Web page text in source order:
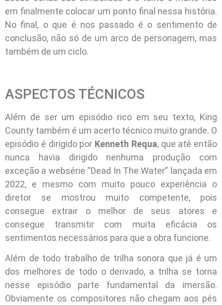
em finalmente colocar um ponto final nessa história.
No final, o que é nos passado é o sentimento de
conclusão, não só de um arco de personagem, mas
também de um ciclo.
ASPECTOS TÉCNICOS
Além de ser um episódio rico em seu texto, King
County também é um acerto técnico muito grande. O
episódio é dirigido por Kenneth Requa, que até então
nunca havia dirigido nenhuma produção com
exceção a websérie “Dead In The Water” lançada em
2022, e mesmo com muito pouco experiência o
diretor se mostrou muito competente, pois
consegue extrair o melhor de seus atores e
consegue transmitir com muita eficácia os
sentimentos necessários para que a obra funcione.
Além de todo trabalho de trilha sonora que já é um
dos melhores de todo o derivado, a trilha se torna
nesse episódio parte fundamental da imersão.
Obviamente os compositores não chegam aos pés